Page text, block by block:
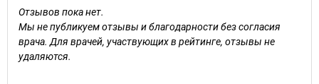
Отзывов пока нет.
Мы не публикуем отзывы и благодарности без согласия
врача. Для врачей, участвующих в рейтинге, отзывы не
удаляются.